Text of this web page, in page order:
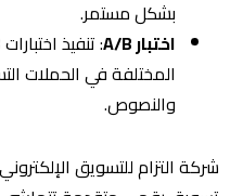
شركة التزام للتسويق
تسويق رقمي متقدمة
السعوديالمتغيرة. تهدف
أهدافهم التسويقية.